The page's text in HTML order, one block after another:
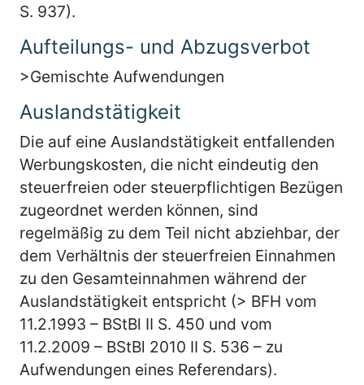
S. 937).
Aufteilungs- und Abzugsverbot
>Gemischte Aufwendungen
Auslandstätigkeit
Die auf eine Auslandstätigkeit entfallenden
Werbungskosten, die nicht eindeutig den
steuerfreien oder steuerpflichtigen Bezügen
zugeordnet werden können, sind
regelmäßig zu dem Teil nicht abziehbar, der
dem Verhältnis der steuerfreien Einnahmen
zu den Gesamteinnahmen während der
Auslandstätigkeit entspricht (> BFH vom
11.2.1993 – BStBl II S. 450 und vom
11.2.2009 – BStBl 2010 II S. 536 – zu
Aufwendungen eines Referendars).